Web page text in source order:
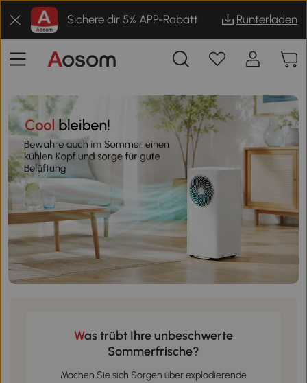
Sichere dir 5% APP-Rabatt Runterladen
Was trübt Ihre unbeschwerte
Sommerfrische?
Machen Sie sich Sorgen über explodierende